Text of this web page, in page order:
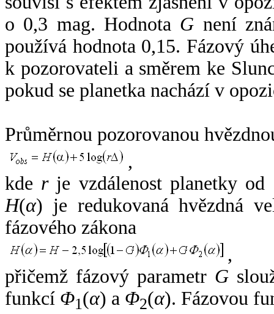
o 0,3 mag. Hodnota G není
používá hodnota 0,15. Fázový
k pozorovateli a směrem ke
pokud se planetka nachází v
Průměrnou pozorovanou
,
kde rje vzdálenost planetky od
H(α) je redukovaná hvězdná
fázového zákona
,
přičemž fázový parametr G
funkcí Φ1(α) a Φ2(α). Fázovou